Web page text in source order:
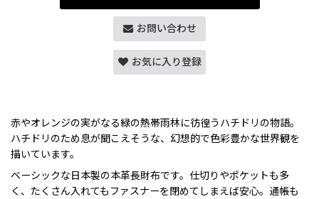
お問い合わせ
お気に入り登録
赤やオレンジの実がなる緑の熱帯雨林に彷徨うハチドリの物語。
ハチドリのため息が聞こえそうな、幻想的で色彩豊かな世界観を
描いています。
ベーシックな日本製の本革長財布です。仕切りやポケットも多
く、たくさん入れてもファスナーを閉めてしまえば安心。通帳も